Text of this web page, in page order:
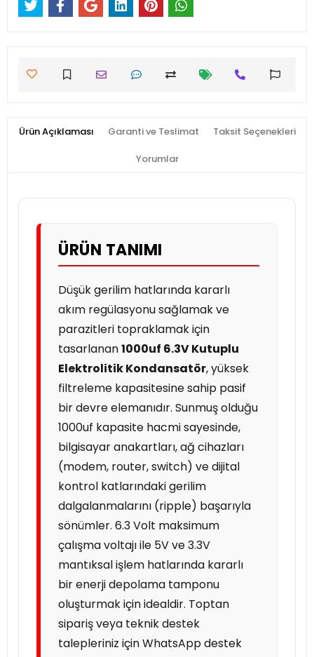
Ürün Açıklaması Garanti ve Teslimat Taksit Seçenekleri
Yorumlar
ÜRÜN TANIMI
Düşük gerilim hatlarında kararlı
akım regülasyonu sağlamak ve
parazitleri topraklamak için
tasarlanan1000uf 6.3V Kutuplu
Elektrolitik Kondansatör, yüksek
filtreleme kapasitesine sahip pasif
bir devre elemanıdır. Sunmuş olduğu
1000uf kapasite hacmi sayesinde,
bilgisayar anakartları, ağ cihazları
(modem, router, switch) ve dijital
kontrol katlarındaki gerilim
dalgalanmalarını (ripple) başarıyla
sönümler. 6.3 Volt maksimum
çalışma voltajı ile 5V ve 3.3V
mantıksal işlem hatlarında kararlı
bir enerji depolama tamponu
oluşturmak için idealdir. Toptan
sipariş veya teknik destek
talepleriniz için WhatsApp destek